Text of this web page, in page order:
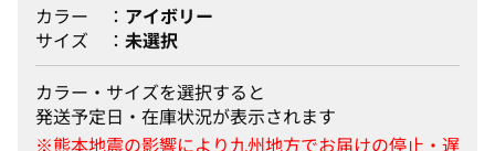
カラー
アイボリー
サイズ
未選択
カラー・サイズを選択すると
発送予定日・在庫状況が表示されます